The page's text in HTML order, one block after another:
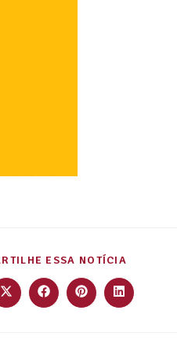
ESSA NOTÍCIA